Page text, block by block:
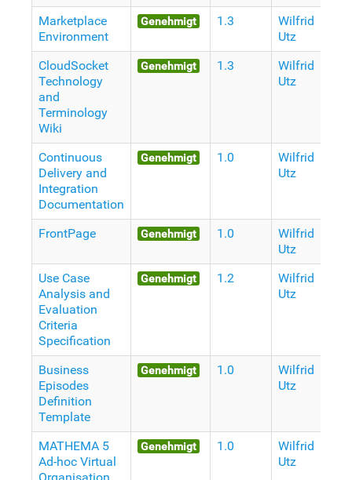
Marketplace
Environment
Genehmigt 1.3
Wilfrid
Utz
CloudSocket
Technology
and
Terminology
Wiki
Genehmigt 1.3
Wilfrid
Utz
Continuous
Delivery and
Integration
Documentation
Genehmigt 1.0
Wilfrid
Utz
FrontPage Genehmigt 1.0
Wilfrid
Utz
Use Case
Analysis and
Evaluation
Criteria
Specification
Genehmigt 1.2
Wilfrid
Utz
Business
Episodes
Definition
Template
Genehmigt 1.0
Wilfrid
Utz
MATHEMA 5
Ad-hoc Virtual
Genehmigt 1.0
Wilfrid
Utz